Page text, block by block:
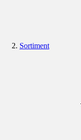
Sortiment